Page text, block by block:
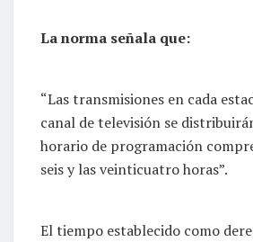
La norma señala que:
“Las transmisiones en cada
canal de televisión se
horario de programación
seis y las veinticuatro horas”.
El tiempo establecido como